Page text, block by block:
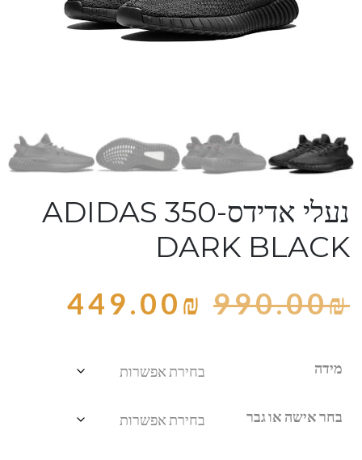
נעלי אדידס-ADIDAS 350
DARK BLACK
990.00₪
449.00₪
מידה
בחר אישה או גבר